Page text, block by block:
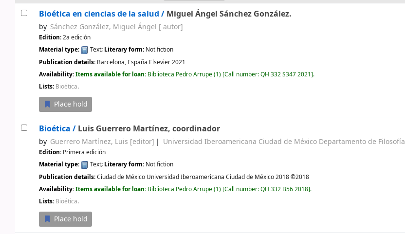
Bioética en ciencias de la salud / Miguel Ángel Sánchez González.
by Sánchez González, Miguel Ángel [ autor]
Edition:2a edición
Material type:
Text; Literary form: Not fiction
Publication details: Barcelona, España Elsevier2021
Availability:Items available for loan: Biblioteca Pedro Arrupe(1) Call number:QH 332 S347 2021 .
Lists: Bioética.
Place hold
Bioética / Luis Guerrero Martínez, coordinador
by Guerrero Martínez, Luis [editor] Universidad Iberoamericana Ciudad de México Departamento de Filosofía
Edition: Primera edición
Material type:
Text; Literary form: Not fiction
Publication details:Ciudad de México Universidad Iberoamericana Ciudad de México2018 ©2018
Availability:Items available for loan: Biblioteca Pedro Arrupe(1) Call number:QH 332 B56 2018 .
Lists: Bioética.
Place hold